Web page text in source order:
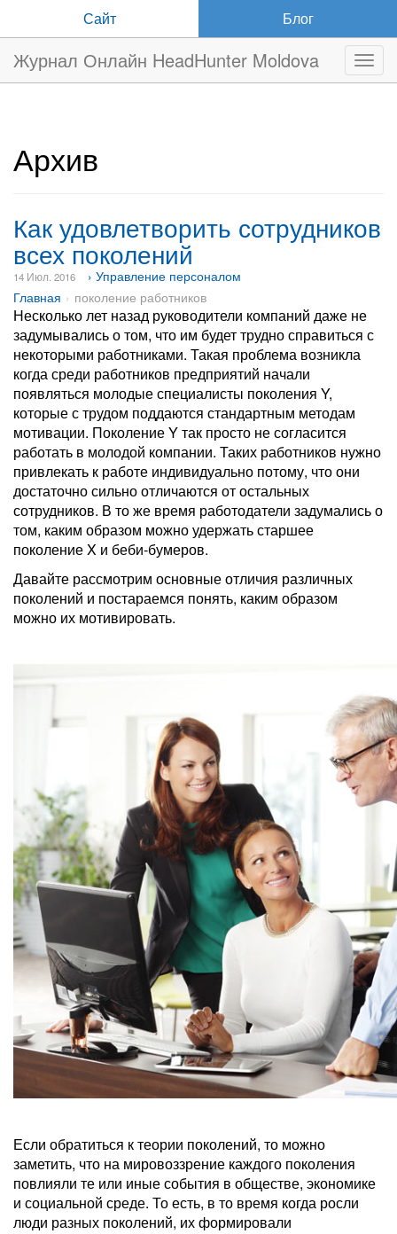
Сайт Блог
Журнал Онлайн HeadHunter Moldova
Архив
Как удовлетворить сотрудников
всех поколений
14 Июл. 2016
› Управление персоналом
Главная
поколение работников
Несколько лет назад руководители компаний даже не
задумывались о том, что им будет трудно справиться с
некоторыми работниками. Такая проблема возникла
когда среди работников предприятий начали
появляться молодые специалисты поколения Y,
которые с трудом поддаются стандартным методам
мотивации. Поколение Y так просто не согласится
работать в молодой компании. Таких работников нужно
привлекать к работе индивидуально потому, что они
достаточно сильно отличаются от остальных
сотрудников. В то же время работодатели задумались о
том, каким образом можно удержать старшее
поколение X и беби-бумеров.
Давайте рассмотрим основные отличия различных
поколений и постараемся понять, каким образом
можно их мотивировать.
Если обратиться к теории поколений, то можно
заметить, что на мировоззрение каждого поколения
повлияли те или иные события в обществе, экономике
и социальной среде. То есть, в то время когда росли
люди разных поколений, их формировали